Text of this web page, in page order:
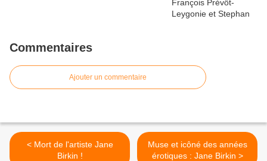
Commentaires
Ajouter un commentaire
< Mort de l'artiste Jane
Birkin !
Muse et icôné des années
érotiques : Jane Birkin >